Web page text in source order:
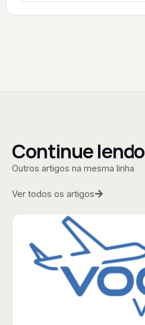
Continue lendo
Outros artigos na mesma linha
Ver todos os artigos